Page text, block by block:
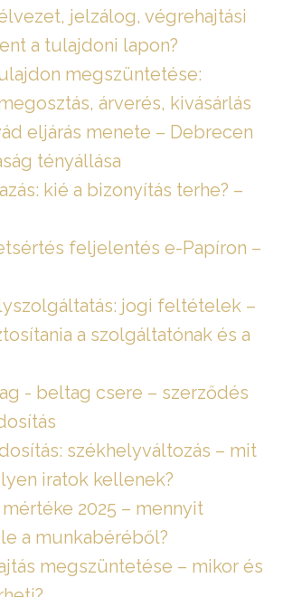
jelzálog, végrehajtási
a tulajdoni lapon?
megszüntetése:
árverés, kivásárlás
eljárás menete – Debrecen
tényállása
kié a bizonyítás terhe? –
feljelentés e-Papíron –
jogi feltételek –
a szolgáltatónak és a
- beltag csere – szerződés
székhelyváltozás – mit
iratok kellenek?
2025 – mennyit
a munkabéréből?
megszüntetése – mikor és